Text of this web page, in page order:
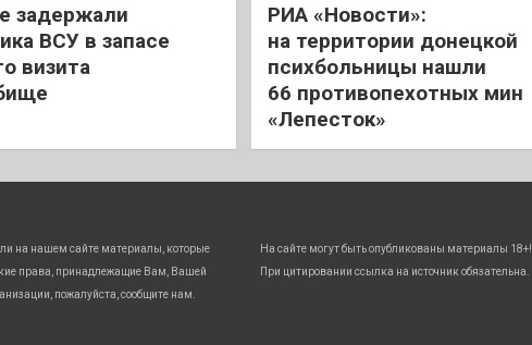
задержали
ВСУ в запасе
визита
РИА «Новости»:
на территории донецкой
психбольницы нашли
66 противопехотных мин
«Лепесток»
на нашем сайте материалы, которые
права, принадлежащие Вам, Вашей
пожалуйста, сообщите нам.
На сайте могут быть опубликованы материалы 18+!
При цитировании ссылка на источник обязательна.